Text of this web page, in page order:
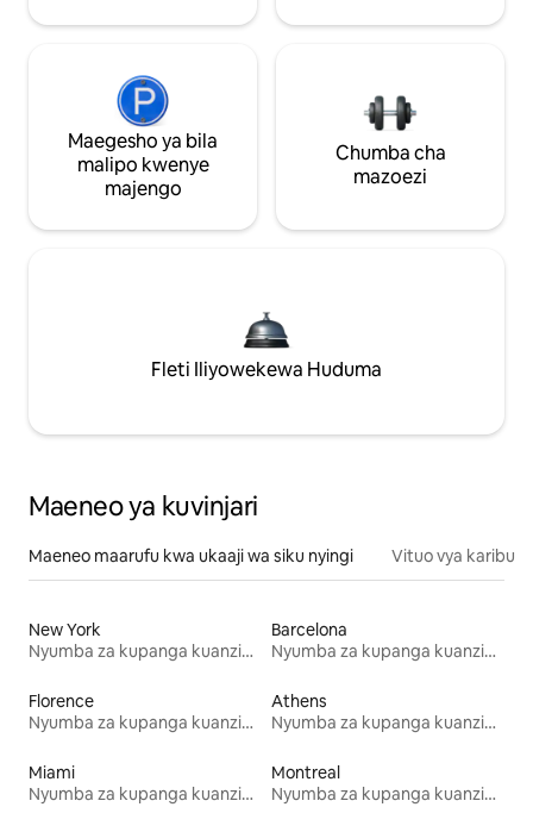
Maegesho ya bila
malipo kwenye
majengo
Chumba cha
mazoezi
Fleti Iliyowekewa Huduma
Maeneo ya kuvinjari
Maeneo maarufu kwa ukaaji wa siku nyingi Vituo vya karibu
New York
Nyumba za kupanga kuanzia mwezi mmoja
Barcelona
Nyumba za kupanga kuanzia mwezi mmoja
Florence
Nyumba za kupanga kuanzia mwezi mmoja
Athens
Nyumba za kupanga kuanzia mwezi mmoja
Miami
Nyumba za kupanga kuanzia mwezi mmoja
Montreal
Nyumba za kupanga kuanzia mwezi mmoja